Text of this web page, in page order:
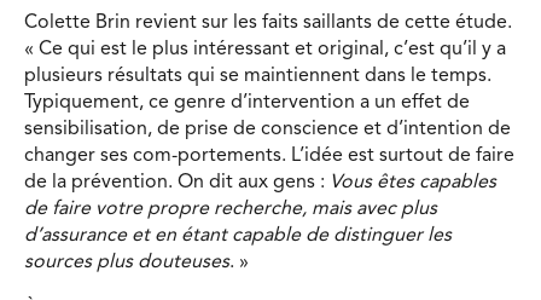
Colette Brin revient sur les faits saillants de cette étude.
« Ce qui est le plus intéressant et original, c’est qu’il y a
plusieurs résultats qui se maintiennent dans le temps.
Typiquement, ce genre d’intervention a un effet de
sensibilisation, de prise de conscience et d’intention de
changer ses com-portements. L’idée est surtout de faire
de la prévention. On dit aux gens : Vous êtes capables
de faire votre propre recherche, mais avec plus
d’assurance et en étant capable de distinguer les
sources plus douteuses. »